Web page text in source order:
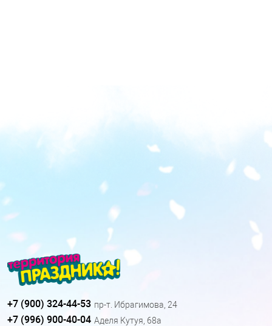
+7 (900) 324-44-53 пр-т. Ибрагимова, 24
+7 (996) 900-40-04 Аделя Кутуя, 68а